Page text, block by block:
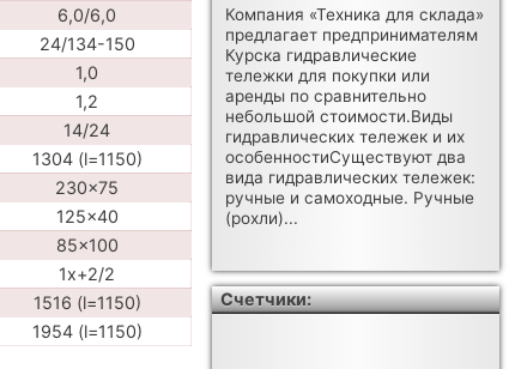
6,0/6,0
24/134-150
1,0
1,2
14/24
1304 (l=1150)
230x75
125x40
85x100
1x+2/2
1516 (l=1150)
1954 (l=1150)
Компания «Техника для склада»
предлагает предпринимателям
Курска гидравлические
тележки для покупки или
аренды по сравнительно
небольшой стоимости.Виды
гидравлических тележек и их
особенностиСуществуют два
вида гидравлических тележек:
ручные и самоходные. Ручные
(рохли)...
Счетчики: